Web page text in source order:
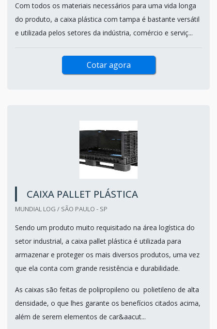
Com todos os materiais necessários para uma vida longa
do produto, a caixa plástica com tampa é bastante versátil
e utilizada pelos setores da indústria, comércio e serviç...
Cotar agora
CAIXA PALLET PLÁSTICA
MUNDIAL LOG / SÃO PAULO - SP
Sendo um produto muito requisitado na área logística do
setor industrial, a caixa pallet plástica é utilizada para
armazenar e proteger os mais diversos produtos, uma vez
que ela conta com grande resistência e durabilidade.
As caixas são feitas de polipropileno ou polietileno de alta
densidade, o que lhes garante os benefícios citados acima,
além de serem elementos de car&aacut...